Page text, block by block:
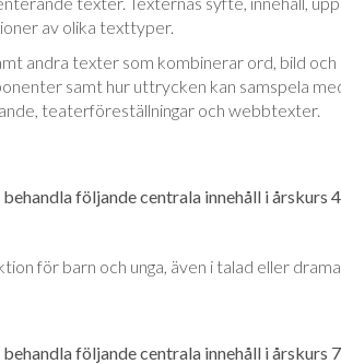
av olika texttyper.
andra texter som kombinerar ord, bild och
samt hur uttrycken kan sam­spela
teater­före­ställ­ningar och webbtexter.
följande centrala innehåll i årskurs
för barn och unga, även i talad eller
följande centrala innehåll i årskurs